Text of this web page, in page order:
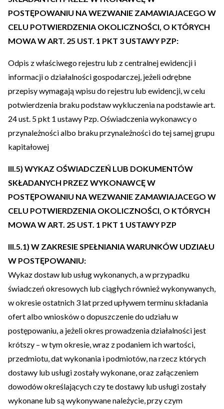
POSTĘPOWANIU NA WEZWANIE ZAMAWIAJACEGO W
CELU POTWIERDZENIA OKOLICZNOŚCI, O KTÓRYCH
MOWA W ART. 25 UST. 1 PKT 3 USTAWY PZP:
Odpis z właściwego rejestru lub z centralnej ewidencji i
informacji o działalności gospodarczej, jeżeli odrębne
przepisy wymagają wpisu do rejestru lub ewidencji, w celu
potwierdzenia braku podstaw wykluczenia na podstawie art.
24 ust. 5 pkt 1 ustawy Pzp. Oświadczenia wykonawcy o
przynależności albo braku przynależności do tej samej grupu
kapitałowej
III.5) WYKAZ OŚWIADCZEŃ LUB DOKUMENTÓW
SKŁADANYCH PRZEZ WYKONAWCĘ W
POSTĘPOWANIU NA WEZWANIE ZAMAWIAJACEGO W
CELU POTWIERDZENIA OKOLICZNOŚCI, O KTÓRYCH
MOWA W ART. 25 UST. 1 PKT 1 USTAWY PZP
III.5.1) W ZAKRESIE SPEŁNIANIA WARUNKÓW UDZIAŁU
W POSTĘPOWANIU:
Wykaz dostaw lub usług wykonanych, a w przypadku
świadczeń okresowych lub ciągłych również wykonywanych,
w okresie ostatnich 3 lat przed upływem terminu składania
ofert albo wniosków o dopuszczenie do udziału w
postępowaniu, a jeżeli okres prowadzenia działalności jest
krótszy – w tym okresie, wraz z podaniem ich wartości,
przedmiotu, dat wykonania i podmiotów, na rzecz których
dostawy lub usługi zostały wykonane, oraz załączeniem
dowodów określających czy te dostawy lub usługi zostały
wykonane lub są wykonywane należycie, przy czym